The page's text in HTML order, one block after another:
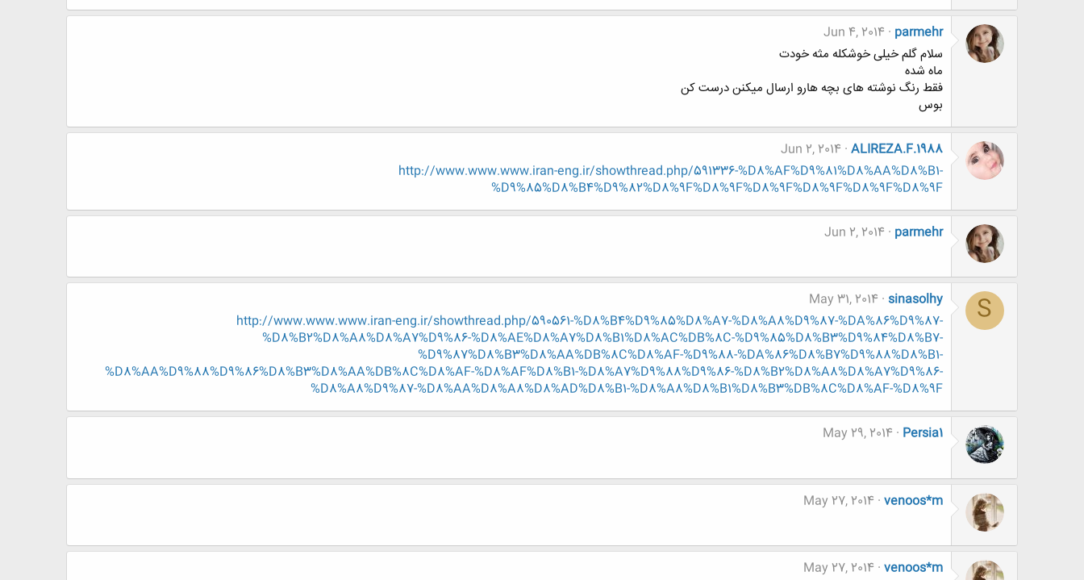
parmehr
Jun 4, 2014
سلام گلم خیلی خوشکله مثه خودت
ماه شده
فقط رنگ نوشته های بچه هارو ارسال میکنن درست کن
بوس
ALIREZA.F.1988
Jun 2, 2014
http://www.www.www.iran-eng.ir/showthread.php/591336-%D8%AF%D9%81%D8%AA%D8%B1-
%D9%85%D8%B4%D9%82%D8%9F%D8%9F%D8%9F%D8%9F%D8%9F%D8%9F
parmehr
Jun 2, 2014
S
sinasolhy
May 31, 2014
http://www.www.www.iran-eng.ir/showthread.php/590561-%D8%B4%D9%85%D8%A7-%D8%A8%D9%87-%DA%86%D9%87-
%D8%B2%D8%A8%D8%A7%D9%86-%D8%AE%D8%A7%D8%B1%D8%AC%DB%8C-%D9%85%D8%B3%D9%84%D8%B7-
%D9%87%D8%B3%D8%AA%DB%8C%D8%AF-%D9%88-%DA%86%D8%B7%D9%88%D8%B1-
%D8%AA%D9%88%D9%86%D8%B3%D8%AA%DB%8C%D8%AF-%D8%AF%D8%B1-%D8%A7%D9%88%D9%86-%D8%B2%D8%A8%D8%A7%D9%86-
%D8%A8%D9%87-%D8%AA%D8%A8%D8%AD%D8%B1-%D8%A8%D8%B1%D8%B3%DB%8C%D8%AF-%D8%9F
Persia1
May 29, 2014
venoos*m
May 27, 2014
venoos*m
May 27, 2014